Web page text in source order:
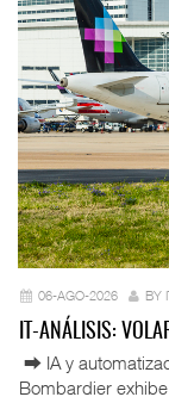
06-AGO-2026 BY
IT-ANÁLISIS:
⮕ IA y
Bombardier exhibe